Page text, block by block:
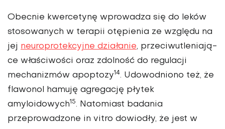
Obecnie kwercetynę wprowadza się do leków
stosowanych w terapii otę­pienia ze względu na
jej neuroprotekcyjne działanie, przeciwutleniają­
ce właściwości oraz zdolność do regulacji
mechanizmów apoptozy14. Udowodniono też, że
flawo­nol hamuję agregację płytek
amyloidowych15. Natomiast badania
przeprowadzone in vitro dowiodły, że jest w